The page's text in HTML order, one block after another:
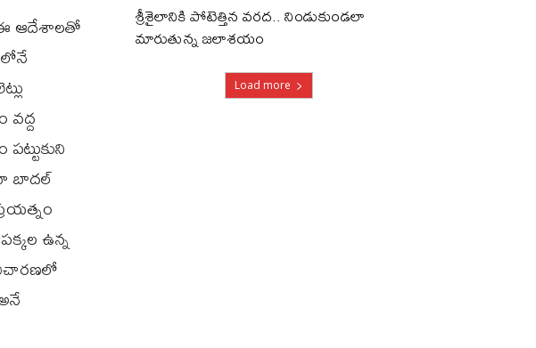
ఆదేశాలతో
బాదల్
ఉన్న
విచారణలో
శ్రీశైలానికి పోటెత్తిన వరద.. నిండుకుండలా
మారుతున్న జలాశయం
Load more